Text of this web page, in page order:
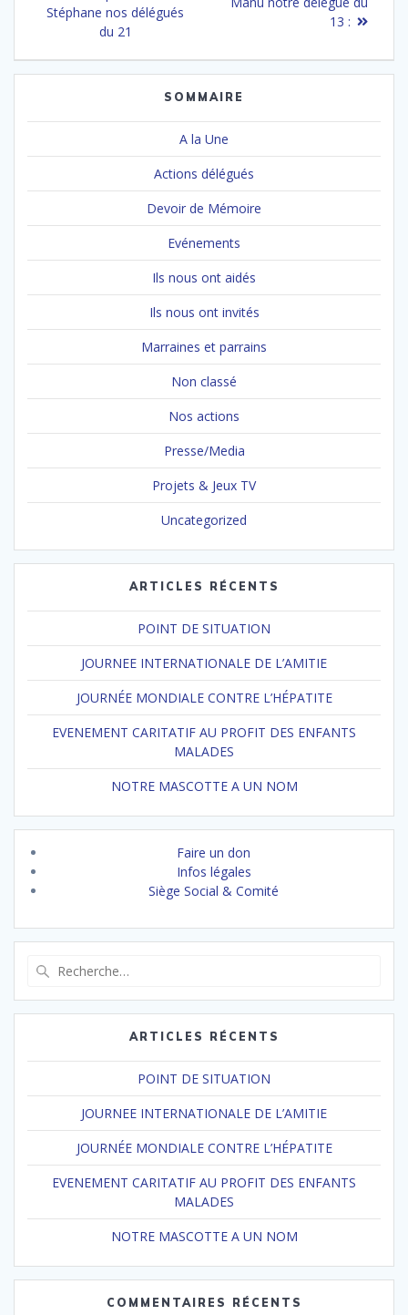
l’article
:
Stéphane nos délégués
du 21
13 :
SOMMAIRE
A la Une
Actions délégués
Devoir de Mémoire
Evénements
Ils nous ont aidés
Ils nous ont invités
Marraines et parrains
Non classé
Nos actions
Presse/Media
Projets & Jeux TV
Uncategorized
ARTICLES RÉCENTS
POINT DE SITUATION
JOURNEE INTERNATIONALE DE L’AMITIE
JOURNÉE MONDIALE CONTRE L’HÉPATITE
EVENEMENT CARITATIF AU PROFIT DES ENFANTS
MALADES
NOTRE MASCOTTE A UN NOM
Faire un don
Infos légales
Siège Social & Comité
:
ARTICLES RÉCENTS
POINT DE SITUATION
JOURNEE INTERNATIONALE DE L’AMITIE
JOURNÉE MONDIALE CONTRE L’HÉPATITE
EVENEMENT CARITATIF AU PROFIT DES ENFANTS
MALADES
NOTRE MASCOTTE A UN NOM
COMMENTAIRES RÉCENTS